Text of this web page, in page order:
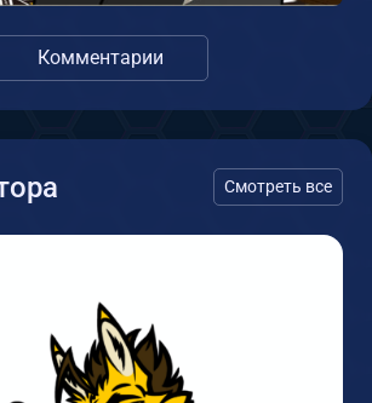
Комментарии
Смотреть все